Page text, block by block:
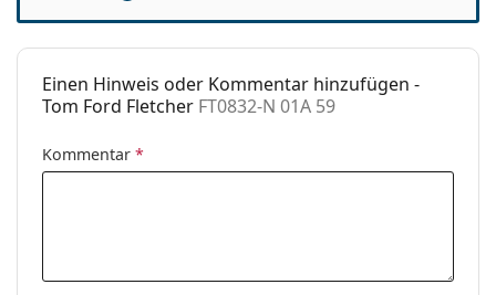
Einen Hinweis oder Kommentar hinzufügen -
Tom Ford Fletcher FT0832-N 01A 59
Kommentar *